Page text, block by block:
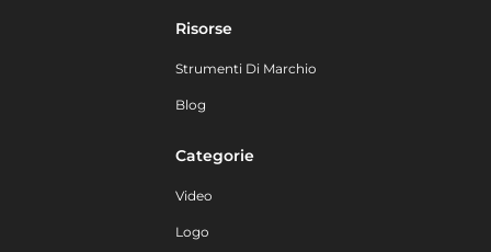
Risorse
Strumenti Di Marchio
Blog
Categorie
Video
Logo